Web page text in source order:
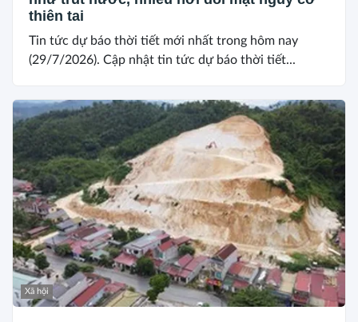
thiên tai
Tin tức dự báo thời tiết mới nhất trong hôm nay
(29/7/2026). Cập nhật tin tức dự báo thời tiết...
Xã hội